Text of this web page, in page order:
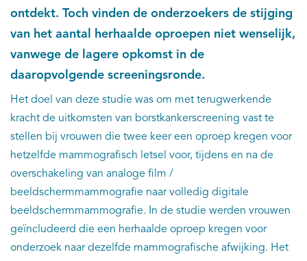
ontdekt. Toch vinden de onderzoekers de stijging
van het aantal herhaalde oproepen niet wenselijk,
vanwege de lagere opkomst in de
daaropvolgende screeningsronde.
Het doel van deze studie was om met terugwerkende
kracht de uitkomsten van borstkankerscreening vast te
stellen bij vrouwen die twee keer een oproep kregen voor
hetzelfde mammografisch letsel voor, tijdens en na de
overschakeling van analoge film /
beeldschermmammografie naar volledig digitale
beeldschermmammografie. In de studie werden vrouwen
geïncludeerd die een herhaalde oproep kregen voor
onderzoek naar dezelfde mammografische afwijking. Het